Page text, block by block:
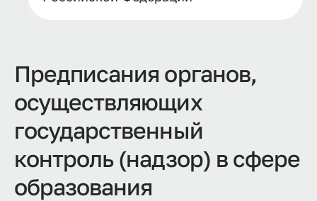
Предписания органов,
осуществляющих
государственный
контроль (надзор) в сфере
образования